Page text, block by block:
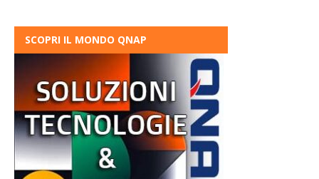
SCOPRI IL MONDO QNAP